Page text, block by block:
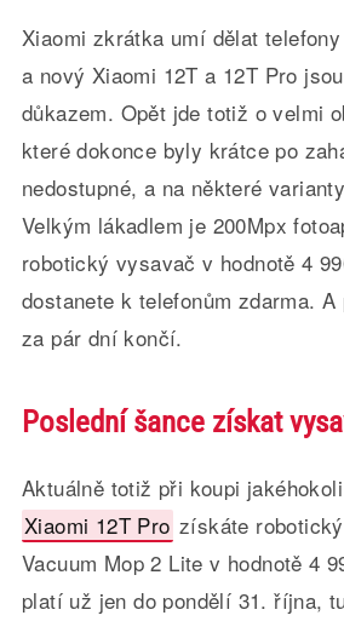
Xiaomi zkrátka umí dělat
a nový Xiaomi 12T a 12T Pro
důkazem. Opět jde totiž o velmi
které dokonce byly krátce po
nedostupné, a na některé
Velkým lákadlem je 200Mpx
robotický vysavač v hodnotě 4
dostanete k telefonům zdarma.
za pár dní končí.
Poslední šance získat
Aktuálně totiž při koupi jakéhokoli
Xiaomi 12T Pro získáte
Vacuum Mop 2 Lite v hodnotě 4
platí už jen do pondělí 31. října,